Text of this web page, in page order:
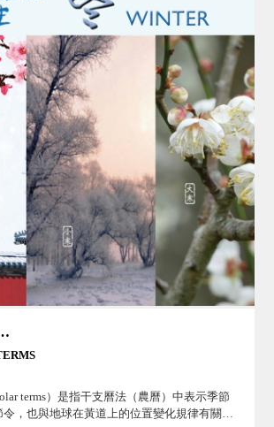
氣與養生
terms）是指干支曆法（農曆）中表示季節
，也與地球在黃道上的位置變化規律有關。